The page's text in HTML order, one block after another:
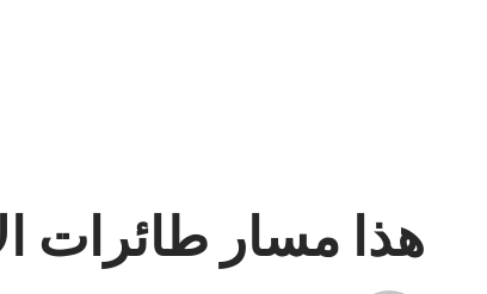
هذا مسار طائرات